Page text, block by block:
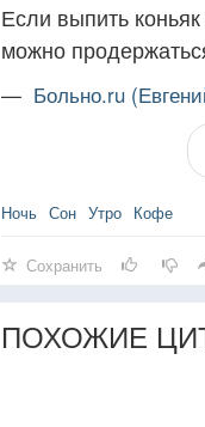
Если выпить
можно
— Больно.ru
Ночь Сон Утро Кофе
Сохранить
ПОХОЖИЕ